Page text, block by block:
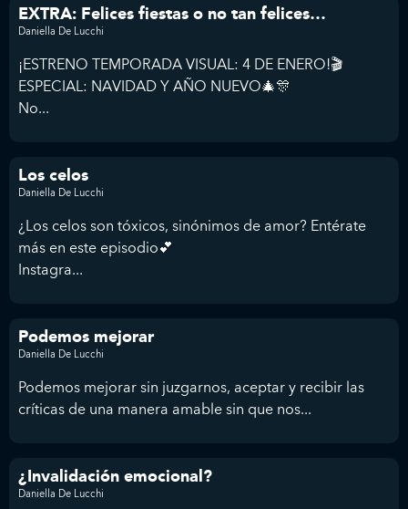
EXTRA: Felices fiestas o no tan felices…
Daniella De Lucchi
¡ESTRENO TEMPORADA VISUAL: 4 DE ENERO!🎬
ESPECIAL: NAVIDAD Y AÑO NUEVO🎄🎊
No...
Los celos
Daniella De Lucchi
¿Los celos son tóxicos, sinónimos de amor? Entérate
más en este episodio💕
Instagra...
Podemos mejorar
Daniella De Lucchi
Podemos mejorar sin juzgarnos, aceptar y recibir las
críticas de una manera amable sin que nos...
¿Invalidación emocional?
Daniella De Lucchi